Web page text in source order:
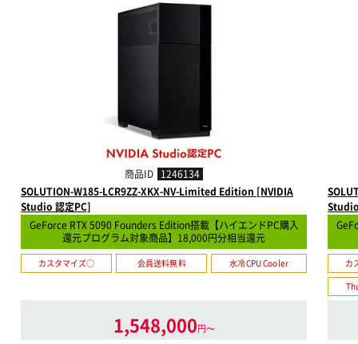
商品ID 1246134
SOLUTION-W185-LCR9ZZ-XKX-NV-Limited Edition [NVIDIA
Studio 認定PC]
GeForce RTX 5090 Founders Edition搭載【ハイエンドPC購入
還元プログラム対象商品】18,000円分相当還元
カスタマイズ○ 会員送料無料 水冷CPU Cooler
1,548,000円〜
カ